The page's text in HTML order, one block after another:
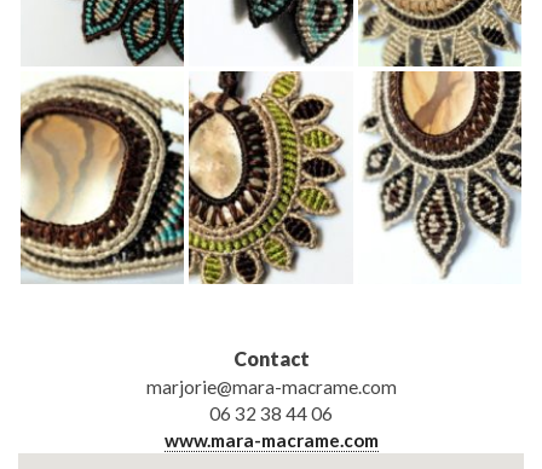
Contact
marjorie@mara-macrame.com
06 32 38 44 06
www.mara-macrame.com